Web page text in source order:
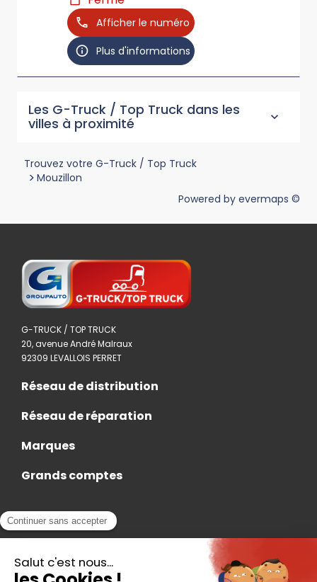
Afficher le numéro
Plus d'informations
Les G-Truck / Top Truck dans les
villes à proximité
Trouvez votre G-Truck / Top Truck
> Mouzillon
Powered by evermaps ©
G-TRUCK / TOP TRUCK
20, avenue André Malraux
92309 LEVALLOIS PERRET
Réseau de distribution
Réseau de réparation
Marques
Grands comptes
Actualités
Contact